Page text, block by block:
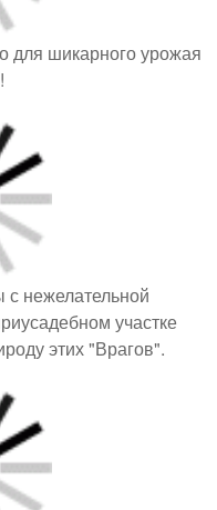
для шикарного урожая
нежелательной
участке
этих "Врагов".